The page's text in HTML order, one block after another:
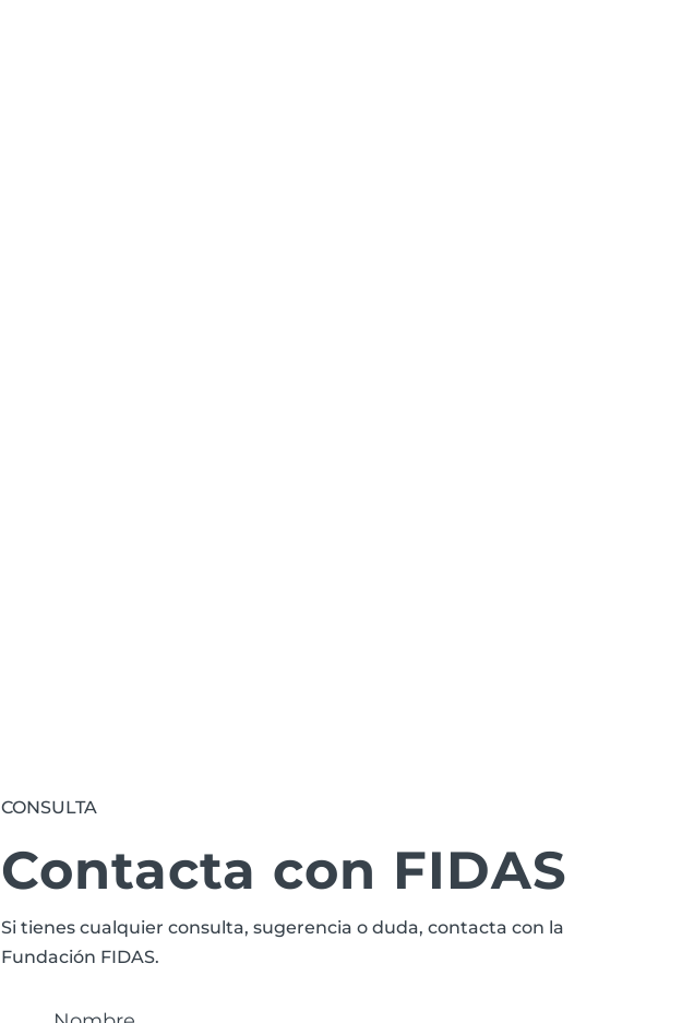
CONSULTA
Contacta con FIDAS
Si tienes cualquier consulta, sugerencia o duda, contacta con la
Fundación FIDAS.